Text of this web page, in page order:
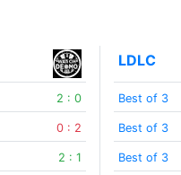
2 : 0
0 : 2
2 : 1
LDLC
Best of 3
Best of 3
Best of 3